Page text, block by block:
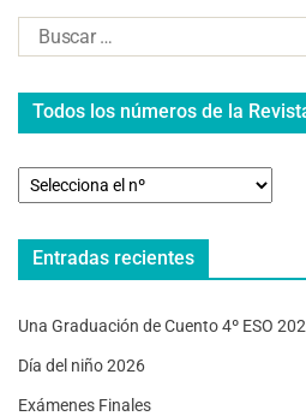
Todos los números de la
Entradas recientes
Una Graduación de Cuento 4º ESO
Día del niño 2026
Exámenes Finales